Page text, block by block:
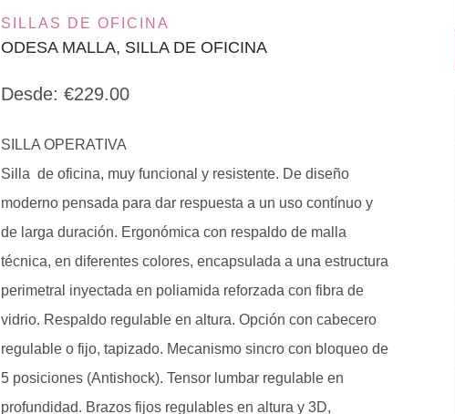
SILLAS DE OFICINA
ODESA MALLA, SILLA DE OFICINA
Desde:€229.00
SILLA OPERATIVA
Silla de oficina, muy funcional y resistente. De diseño
moderno pensada para dar respuesta a un uso contínuo y
de larga duración. Ergonómica con respaldo de malla
técnica, en diferentes colores, encapsulada a una estructura
perimetral inyectada en poliamida reforzada con fibra de
vidrio. Respaldo regulable en altura. Opción con cabecero
regulable o fijo, tapizado. Mecanismo sincro con bloqueo de
5 posiciones (Antishock). Tensor lumbar regulable en
profundidad. Brazos fijos regulables en altura y 3D,